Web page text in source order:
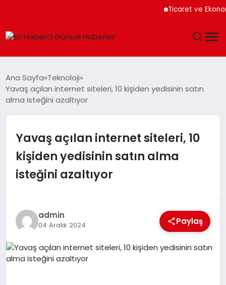
Ticaret ve
SPOR
TEKNOLOJI
MAGAZIN
EKONOMI
EĞITIM
Ana Sayfa Teknoloji
Yavaş açılan internet siteleri, 10 kişiden yedisinin satın
alma isteğini azaltıyor
Yavaş açılan internet siteleri, 10
kişiden yedisinin satın alma
isteğini azaltıyor
admin
04 Aralık 2024 Paylaş